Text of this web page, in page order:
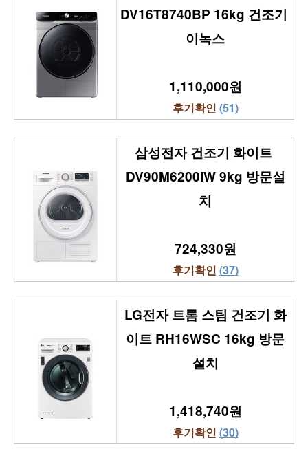
DV16T8740BP 16kg 건조기
이녹스
1,110,000원
후기확인 (51)
삼성전자 건조기 화이트
DV90M6200IW 9kg 방문설
치
724,330원
후기확인 (37)
LG전자 트롬 스팀 건조기 화
이트 RH16WSC 16kg 방문
설치
1,418,740원
후기확인 (30)